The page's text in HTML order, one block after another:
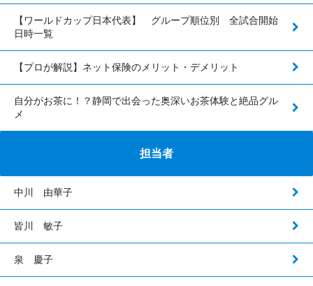
【ワールドカップ日本代表】 グループ順位別 全試合開始
日時一覧
【プロが解説】ネット保険のメリット・デメリット
自分がお茶に！？静岡で出会った奥深いお茶体験と絶品グル
メ
担当者
中川 由華子
皆川 敏子
泉 慶子